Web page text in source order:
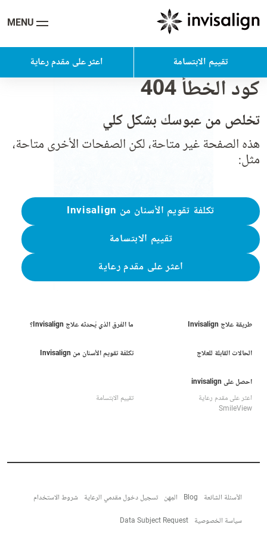
MENU
تقييم الابتسامة اعثر على مقدم رعاية
كود الخطأ 404
تخلص من عبوسك بشكل كلي
هذه الصفحة غير متاحة، لكن الصفحات الأخرى متاحة،
مثل:
تكلفة تقويم الأسنان من Invisalign
تقييم الابتسامة
اعثر على مقدم رعاية
طريقة علاج Invisalign ما الفرق الذي يُحدثه علاج Invisalign؟
الحالات القابلة للعلاج تكلفة تقويم الأسنان من Invisalign
احصل على invisalign
اعثر على مقدم رعاية
تقييم الابتسامة
SmileView
الأسئلة الشائعة Blog المِهن تسجيل دخول مقدمي الرعاية شروط الاستخدام
سياسة الخصوصية Data Subject Request